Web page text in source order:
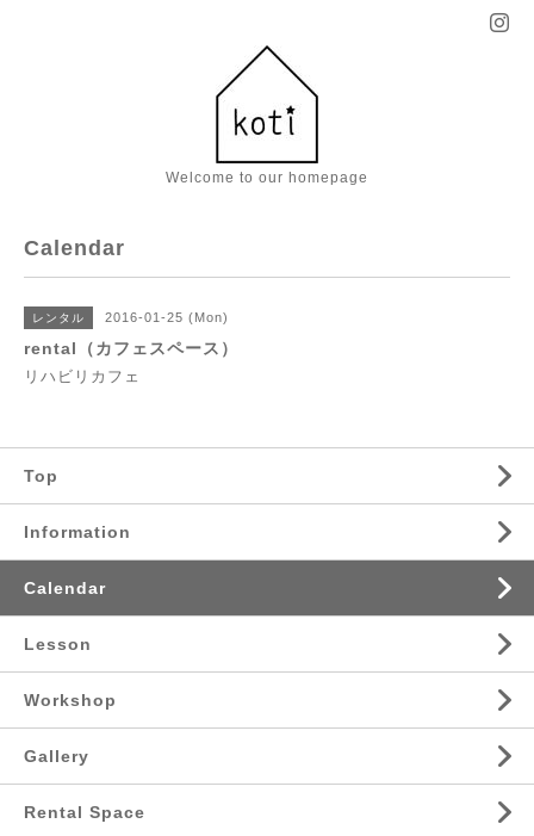
Welcome to our homepage
Calendar
レンタル 2016-01-25 (Mon)
rental（カフェスペース）
リハビリカフェ
Top
Information
Calendar
Lesson
Workshop
Gallery
Rental Space